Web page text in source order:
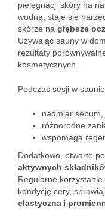
pielęgnacji skóry na
wodną, staje się
skórze na głębsze
Używając sauny w
rezultaty
kosmetycznych.
Podczas sesji w
nadmiar sebum,
różnorodne
wspomaga
Dodatkowo, otwarte
aktywnych
Regularne
kondycję cery,
elastyczna i